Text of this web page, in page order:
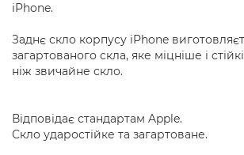
iPhone.
Заднє скло корпусу iPhone
загартованого скла, яке міцніше і
ніж звичайне скло.
Відповідає стандартам Apple.
Скло ударостійке та загартоване.